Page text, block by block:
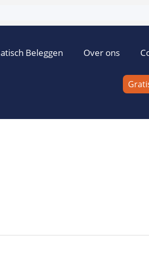
Beleggen Over ons